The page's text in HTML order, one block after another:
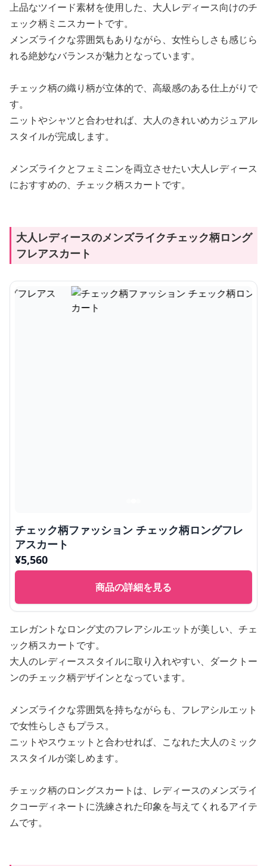
上品なツイード素材を使用した、大人レディース向けのチ
ェック柄ミニスカートです。
メンズライクな雰囲気もありながら、女性らしさも感じら
れる絶妙なバランスが魅力となっています。
チェック柄の織り柄が立体的で、高級感のある仕上がりで
す。
ニットやシャツと合わせれば、大人のきれいめカジュアル
スタイルが完成します。
メンズライクとフェミニンを両立させたい大人レディース
におすすめの、チェック柄スカートです。
大人レディースのメンズライクチェック柄ロング
フレアスカート
チェック柄ファッション チェック柄ロングフレ
アスカート
¥5,560
商品の詳細を見る
エレガントなロング丈のフレアシルエットが美しい、チェ
ック柄スカートです。
大人のレディーススタイルに取り入れやすい、ダークトー
ンのチェック柄デザインとなっています。
メンズライクな雰囲気を持ちながらも、フレアシルエット
で女性らしさもプラス。
ニットやスウェットと合わせれば、こなれた大人のミック
ススタイルが楽しめます。
チェック柄のロングスカートは、レディースのメンズライ
クコーディネートに洗練された印象を与えてくれるアイテ
ムです。